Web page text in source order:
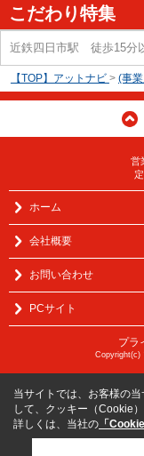
こだわり特集
近鉄四日市駅 徒歩15分
【TOP】アットナビ > (事
営
ホーム
会社概要
お問い合わせ
PCサイト
プラ
Copyright(c)
当サイトでは、お客様の
して、クッキー（Cookie
詳しくは、当社の 「